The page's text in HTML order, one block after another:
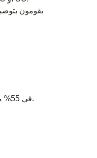
يقومون
يحدد مركز البيانات فائق النطاق الذي تم إنشاؤه في سنغافورة وجنوب شرق آسيا حلول MPO في 55% من المرافق الجديدة.